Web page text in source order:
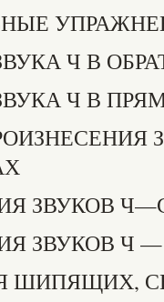
Ч В
Ч В
ЗВУКОВ
ЗВУКОВ Ч —
ШИПЯЩИХ,